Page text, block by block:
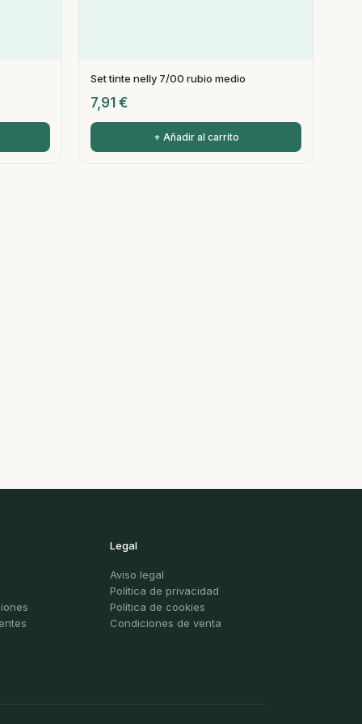
Set tinte nelly 7/00 rubio medio
7,91 €
+ Añadir al carrito
Legal
Aviso legal
Política de privacidad
Política de cookies
Condiciones de venta